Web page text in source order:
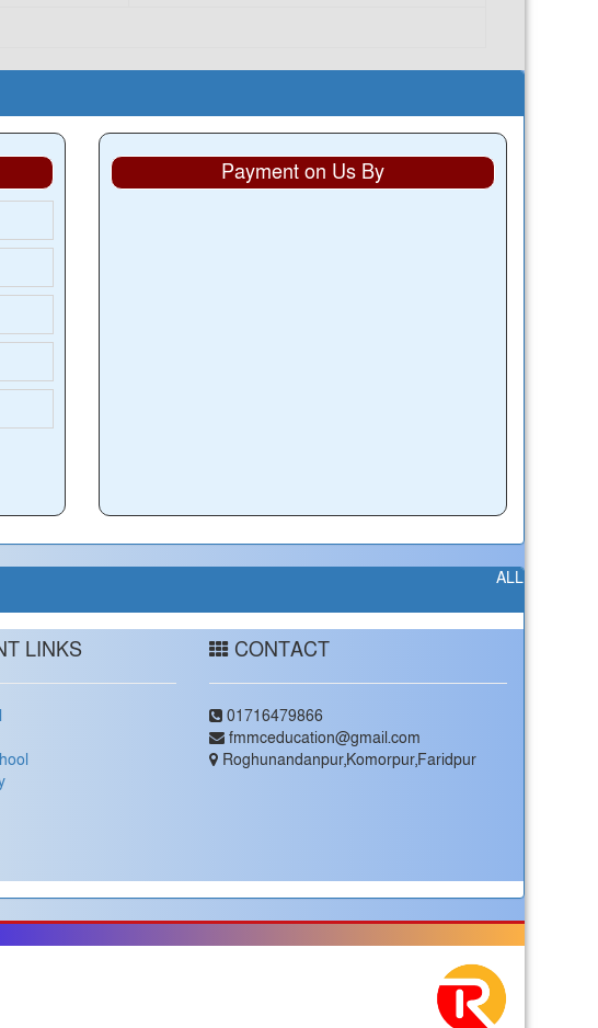
Payment on Us By
ALL
LINKS CONTACT
01716479866
fmmceducation@gmail.com
Roghunandanpur,Komorpur,Faridpur